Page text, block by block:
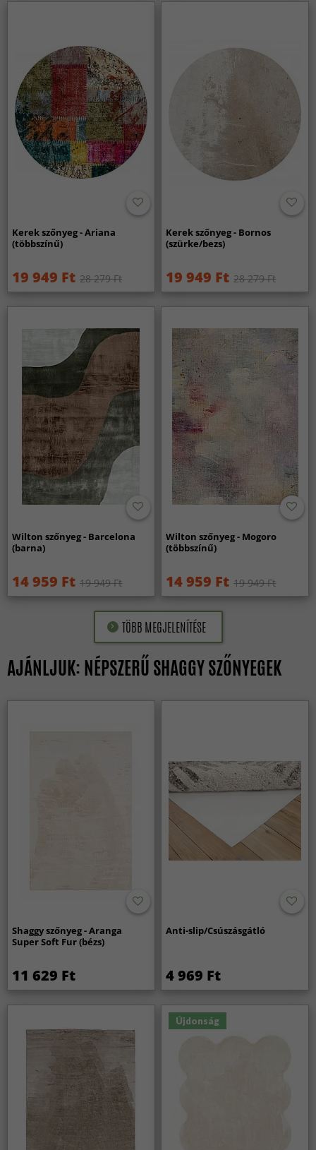
Kerek szőnyeg - Ariana
(többszínű)
19 949 Ft 28 279 Ft
Kerek szőnyeg - Bornos
(szürke/bezs)
19 949 Ft 28 279 Ft
Wilton szőnyeg - Barcelona
(barna)
14 959 Ft 19 949 Ft
Wilton szőnyeg - Mogoro
(többszínű)
14 959 Ft 19 949 Ft
TÖBB MEGJELENÍTÉSE
AJÁNLJUK: NÉPSZERŰ SHAGGY SZŐNYEGEK
Shaggy szőnyeg - Aranga
Super Soft Fur (bézs)
11 629 Ft
Anti-slip/Csúszásgátló
4 969 Ft
Újdonság